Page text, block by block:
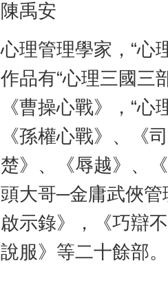
陳禹安
心理管理學家，“心
作品有“心理三國三
《曹操心戰》，“
《孫權心戰》、《
楚》、《辱越》、
頭大哥─金庸武俠
啟示錄》，《巧辯
說服》等二十餘部。